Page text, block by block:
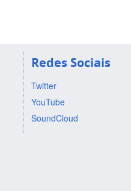
Redes Sociais
Twitter
YouTube
SoundCloud